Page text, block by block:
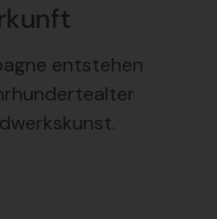
entstehen